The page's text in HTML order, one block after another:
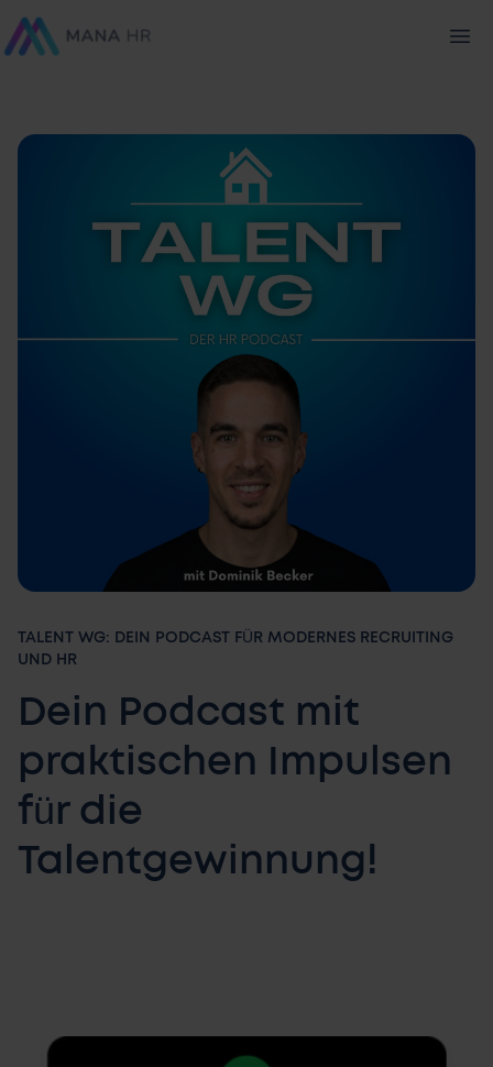
TALENT WG: DEIN PODCAST FÜR MODERNES RECRUITING
UND HR
Dein Podcast mit
praktischen Impulsen
für die
Talentgewinnung!